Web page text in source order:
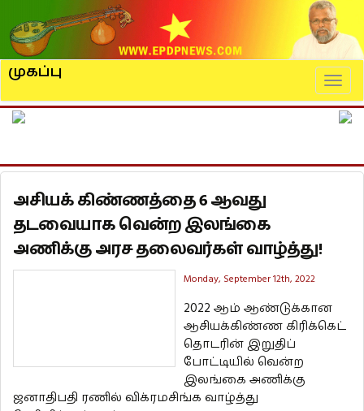
முகப்பு
அசியக் கிண்ணத்தை 6 ஆவது
தடவையாக வென்ற இலங்கை
அணிக்கு அரச தலைவர்கள் வாழ்த்து!
Monday, September 12th, 2022
2022 ஆம் ஆண்டுக்கான
ஆசியக்கிண்ண கிரிக்கெட்
தொடரின் இறுதிப்
போட்டியில் வென்ற
இலங்கை அணிக்கு
ஜனாதிபதி ரணில் விக்ரமசிங்க வாழ்த்து